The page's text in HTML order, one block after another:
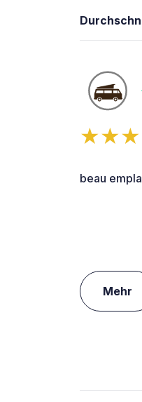
beau
Mehr